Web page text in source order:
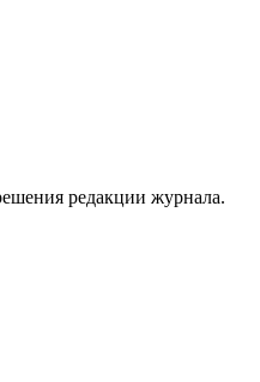
редакции журнала.